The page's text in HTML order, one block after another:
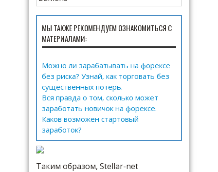
МЫ ТАКЖЕ РЕКОМЕНДУЕМ ОЗНАКОМИТЬСЯ С
МАТЕРИАЛАМИ:
Можно ли зарабатывать на форексе
без риска? Узнай, как торговать без
существенных потерь.
Вся правда о том, сколько может
заработать новичок на форексе.
Каков возможен стартовый
заработок?
Таким образом, Stellar-net